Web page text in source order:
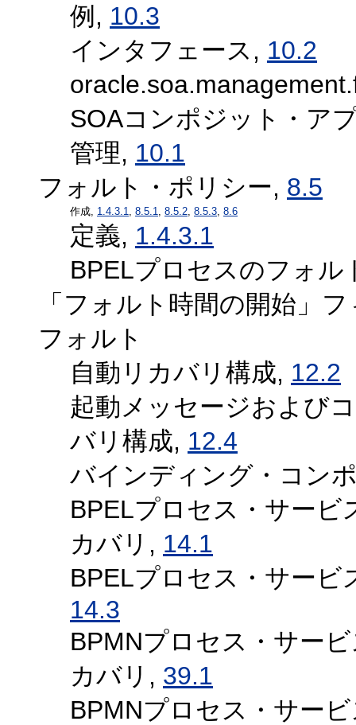
例, 10.3
インタフェース, 10.2
SOAコンポジット・ア
管理, 10.1
フォルト・ポリシー, 8.5
作成, 1.4.3.1 8.5.1 8.5.2 8.5.3 8.6
定義, 1.4.3.1
BPELプロセスのフォ
「フォルト時間の開始」
フォルト
自動リカバリ構成, 12.2
起動メッセージおよび
バリ構成, 12.4
バインディング・コン
BPELプロセス・サー
カバリ, 14.1
BPELプロセス・サー
14.3
BPMNプロセス・サー
カバリ, 39.1
BPMNプロセス・サー